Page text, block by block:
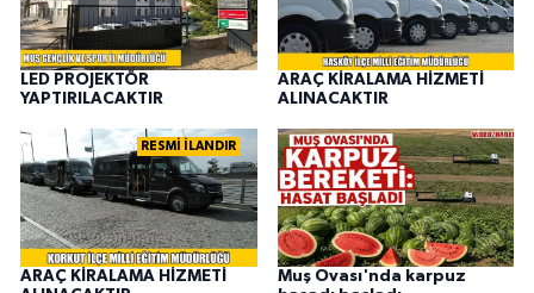
LED PROJEKTÖR
YAPTIRILACAKTIR
ARAÇ KİRALAMA HİZMETİ
ALINACAKTIR
RESMİ İLANDIR
ARAÇ KİRALAMA HİZMETİ
Muş Ovası'nda karpuz